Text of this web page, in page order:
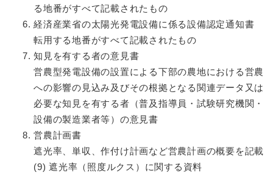
る地番がすべて記載されたもの
経済産業省の太陽光発電設備に係る設備認定通知書
転用する地番がすべて記載されたもの
知見を有する者の意見書
営農型発電設備の設置による下部の農地における営農
への影響の見込み及びその根拠となる関連データ又は
必要な知見を有する者（普及指導員・試験研究機関・
設備の製造業者等）の意見書
営農計画書
遮光率、単収、作付け計画など営農計画の概要を記載
(9) 遮光率（照度ルクス）に関する資料